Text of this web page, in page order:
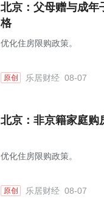
北京：父母赠与成年
格
优化住房限购政策。
原创 乐居财经 08-07
北京：非京籍家庭购
优化住房限购政策。
原创 乐居财经 08-07